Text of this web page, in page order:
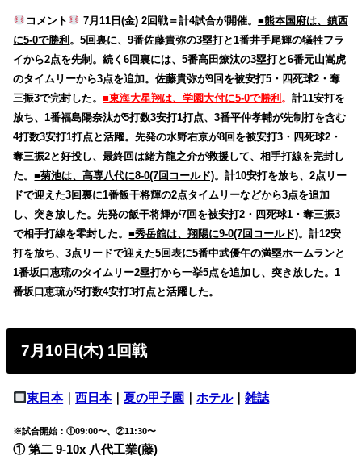
コメント 7月11日(金) 2回戦＝計4試合が開催。 ■熊本国府は、鎮西
に5-0で勝利 。5回裏に、9番佐藤貴弥の3塁打と1番井手尾輝の犠牲フラ
イから2点を先制。続く6回裏には、5番高田燎汰の3塁打と6番元山嵩虎
のタイムリーから3点を追加。佐藤貴弥が9回を被安打5・四死球2・奪
三振3で完封した。■東海大星翔は、学園大付に5-0で勝利 。計11安打を
放ち、1番福島陽奈汰が5打数3安打1打点、3番平仲孝輔が先制打を含む
4打数3安打1打点と活躍。先発の水野右京が8回を被安打3・四死球2・
奪三振2と好投し、最終回は緒方龍之介が救援して、相手打線を完封し
た。■菊池は、高専八代に8-0(7回コールド)。計10安打を放ち、2点リー
ドで迎えた3回裏に1番飯干将輝の2点タイムリーなどから3点を追加
し、突き放した。先発の飯干将輝が7回を被安打2・四死球1・奪三振3
で相手打線を零封した。■秀岳館は、翔陽に9-0(7回コールド)。計12安
打を放ち、3点リードで迎えた5回表に5番中武優午の満塁ホームランと
1番坂口恵琉のタイムリー2塁打から一挙5点を追加し、突き放した。1
番坂口恵琉が5打数4安打3打点と活躍した。
7月10日(木) 1回戦
東日本｜西日本｜夏の甲子園 ｜ホテル｜雑誌
※試合開始：①09:00〜、②11:30〜
① 第二 9-10x 八代工業(藤)